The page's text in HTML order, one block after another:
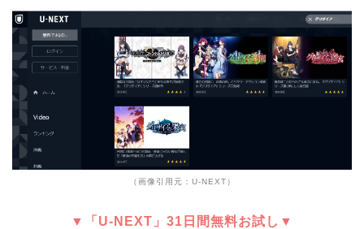
（画像引用元：U-NEXT）
▼「U-NEXT」31日間無料お試し▼